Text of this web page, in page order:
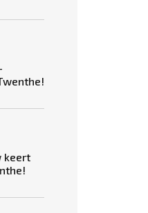
keert